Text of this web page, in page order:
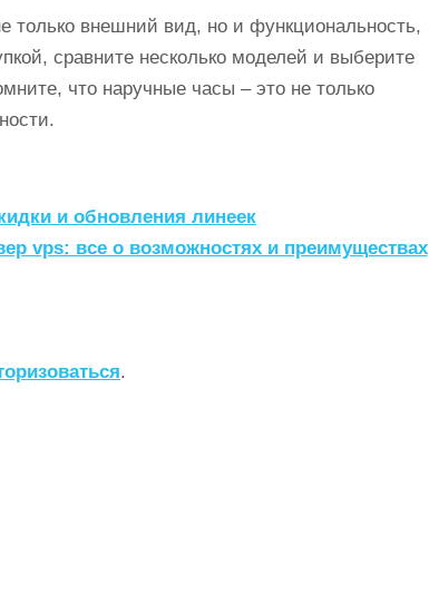
только внешний вид, но и функциональность,
сравните несколько моделей и выберите
что наручные часы – это не только
и обновления линеек
vps: все о возможностях и преимуществах
.